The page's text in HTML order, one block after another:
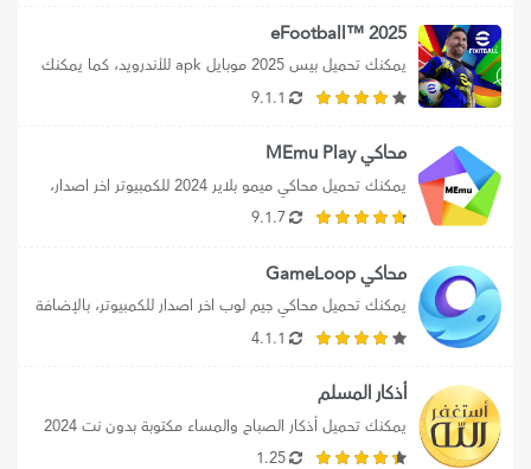
2025 ™eFootball
تحميل efootball 2025 mobile برابط...
9.1.1
محاكي MEmu Play
بالإضافة إلي تحميل محاكي MEmu...
9.1.7
محاكي GameLoop
إلي تحميل محاكي جيم لوب...
4.1.1
أذكار المسلم
علي الموبايل، كما يمكنك تنزيل...
1.25